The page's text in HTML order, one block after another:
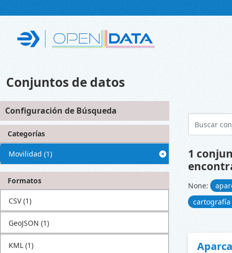
Conjuntos de datos
Configuración de Búsqueda
Categorías
Movilidad (1)
Formatos
CSV (1)
GeoJSON (1)
KML (1)
1
None:
cartografía